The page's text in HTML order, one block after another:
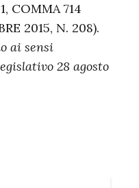
COMMA 714
2015, N. 208).
ai sensi
28 agosto